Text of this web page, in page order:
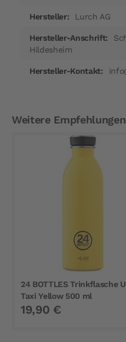
Lurch AG
Hildesheim
Weitere Empfehlungen
24 BOTTLES Trinkflasche
Taxi Yellow 500 ml
19,90 €